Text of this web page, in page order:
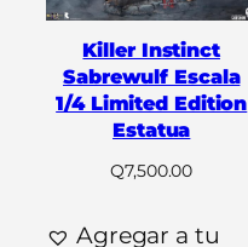
Killer Instinct
Sabrewulf Escala
1/4 Limited Edition
Estatua
Q7,500.00
Agregar a tu